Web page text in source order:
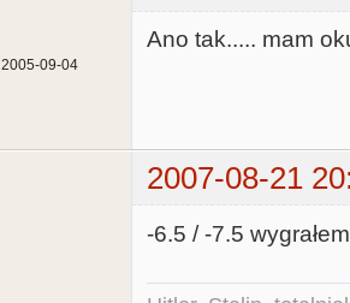
2005-09-04
Ano tak..... mam
2007-08-21
-6.5 / -7.5